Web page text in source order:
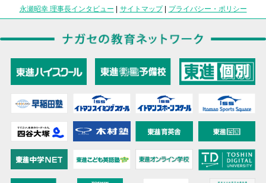
永瀬昭幸 理事長インタビュー | サイトマップ| プライバシー・ポリシー